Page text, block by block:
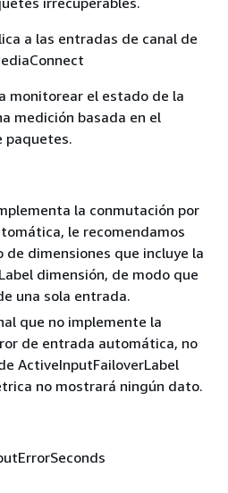
a las entradas de canal de
monitorear el estado de la
medición basada en el
paquetes.
la conmutación por
le recomendamos
de dimensiones que incluye la
dimensión, de modo que
una sola entrada.
que no implemente la
de entrada automática, no
ActiveInputFailoverLabel
no mostrará ningún dato.